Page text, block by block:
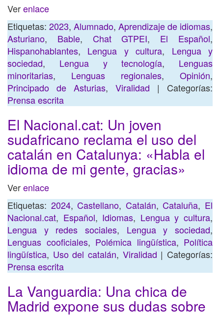
Verenlace
Etiquetas: 2023, Alumnado, Aprendizaje de idiomas,
Asturiano, Bable, Chat GTPEI, El Español,
Hispanohablantes, Lengua y cultura, Lengua y
sociedad, Lengua y tecnología, Lenguas
minoritarias, Lenguas regionales, Opinión,
Principado de Asturias, Viralidad | Categorías:
Prensa escrita
El Nacional.cat: Un joven
sudafricano reclama el uso del
catalán en Catalunya: «Habla el
idioma de mi gente, gracias»
Verenlace
Etiquetas: 2024,Castellano, Catalán,Cataluña, El
Nacional.cat, Español, Idiomas, Lengua y cultura,
Lengua y redes sociales, Lengua y sociedad,
Lenguas cooficiales, Polémica lingüística, Política
lingüística, Uso del catalán, Viralidad | Categorías:
Prensa escrita
La Vanguardia: Una chica de
Madrid expone sus dudas sobre